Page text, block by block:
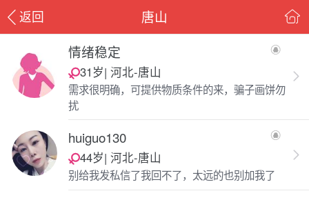
返回
唐山
情绪稳定
31岁| 河北-唐山
需求很明确，可提供物质条件的来，骗子画饼勿
扰
huiguo130
44岁| 河北-唐山
别给我发私信了我回不了，太远的也别加我了